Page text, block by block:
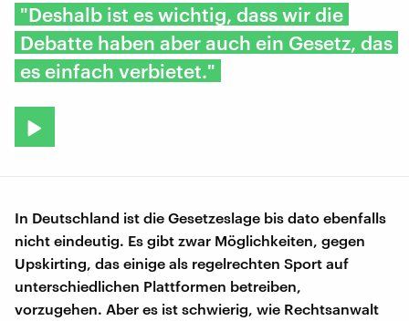
"Deshalb ist es wichtig, dass wir die
Debatte haben aber auch ein Gesetz, das
es einfach verbietet."
In Deutschland ist die Gesetzeslage bis dato ebenfalls
nicht eindeutig. Es gibt zwar Möglichkeiten, gegen
Upskirting, das einige als regelrechten Sport auf
unterschiedlichen Plattformen betreiben,
vorzugehen. Aber es ist schwierig, wie Rechtsanwalt